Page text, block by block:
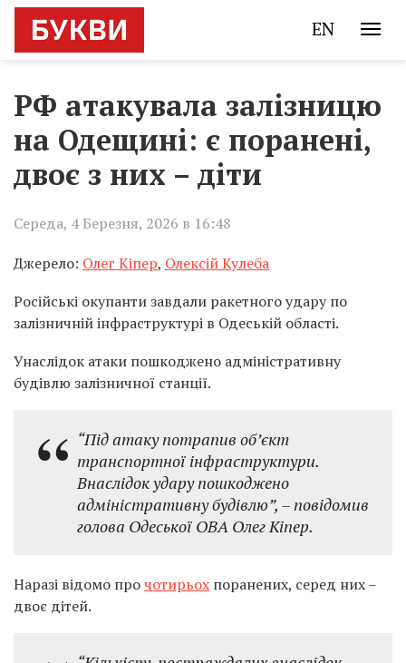
EN
РФ атакувала залізницю
на Одещині: є поранені,
двоє з них – діти
Середа, 4 Березня, 2026 в 16:48
Джерело: Олег Кіпер, Олексій Кулеба
Російські окупанти завдали ракетного удару по
залізничній інфраструктурі в Одеській області.
Унаслідок атаки пошкоджено адміністративну
будівлю залізничної станції.
“Під атаку потрапив обʼєкт
транспортної інфраструктури.
Внаслідок удару пошкоджено
адміністративну будівлю”, – повідомив
голова Одеської ОВА Олег Кіпер.
Наразі відомо прочотирьох поранених, серед них –
двоє дітей.